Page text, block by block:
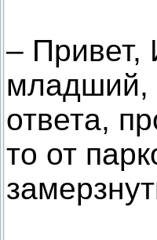
– Привет,
младший,
ответа,
то от